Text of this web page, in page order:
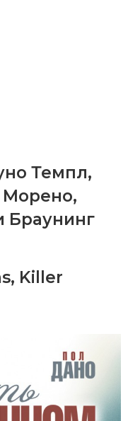
Темпл,
Морено,
Браунинг
, Killer